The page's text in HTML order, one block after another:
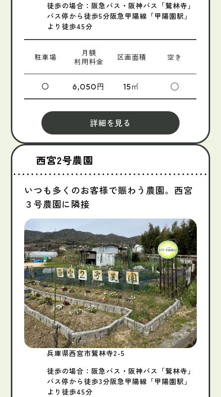
徒歩の場合：阪急バス・阪神バス「鷲林寺」
バス停から徒歩5分阪急甲陽線「甲陽園駅」
より徒歩45分
駐車場
月額
利用料金
区画面積 空き
〇 6,050円 15㎡ ◯
詳細を見る
西宮2号農園
いつも多くのお客様で賑わう農園。西宮
３号農園に隣接
兵庫県西宮市鷲林寺2-5
徒歩の場合：阪急バス・阪神バス「鷲林寺」
バス停から徒歩3分阪急甲陽線「甲陽園駅」
より徒歩45分